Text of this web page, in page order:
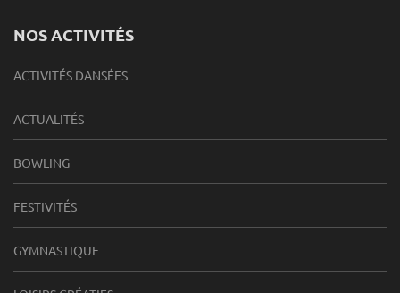
NOS ACTIVITÉS
ACTIVITÉS DANSÉES
ACTUALITÉS
BOWLING
FESTIVITÉS
GYMNASTIQUE